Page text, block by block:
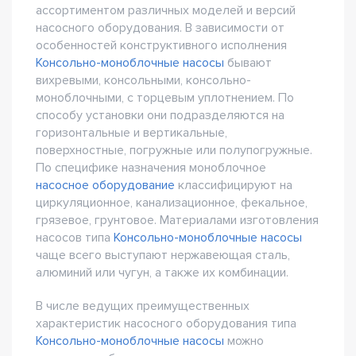
ассортиментом различных моделей и версий
насосного оборудования. В зависимости от
особенностей конструктивного исполнения
Консольно-моноблочные насосы бывают
вихревыми, консольными, консольно-
моноблочными, с торцевым уплотнением. По
способу установки они подразделяются на
горизонтальные и вертикальные,
поверхностные, погружные или полупогружные.
По специфике назначения моноблочное
насосное оборудование классифицируют на
циркуляционное, канализационное, фекальное,
грязевое, грунтовое. Материалами изготовления
насосов типа Консольно-моноблочные насосы
чаще всего выступают нержавеющая сталь,
алюминий или чугун, а также их комбинации.
В числе ведущих преимущественных
характеристик насосного оборудования типа
Консольно-моноблочные насосы можно